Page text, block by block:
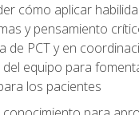
cómo aplicar
y pensamiento
de PCT y en
del equipo para
los pacientes